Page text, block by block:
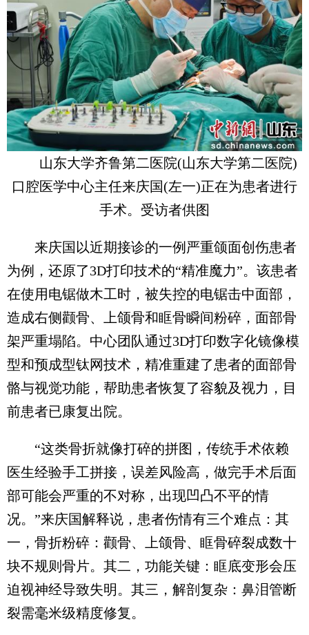
山东大学齐鲁第二医院(山东大学第二医院)
口腔医学中心主任来庆国(左一)正在为患者进行
手术。受访者供图
来庆国以近期接诊的一例严重颌面创伤患者
为例，还原了3D打印技术的“精准魔力”。该患者
在使用电锯做木工时，被失控的电锯击中面部，
造成右侧颧骨、上颌骨和眶骨瞬间粉碎，面部骨
架严重塌陷。中心团队通过3D打印数字化镜像模
型和预成型钛网技术，精准重建了患者的面部骨
骼与视觉功能，帮助患者恢复了容貌及视力，目
前患者已康复出院。
“这类骨折就像打碎的拼图，传统手术依赖
医生经验手工拼接，误差风险高，做完手术后面
部可能会严重的不对称，出现凹凸不平的情
况。”来庆国解释说，患者伤情有三个难点：其
一，骨折粉碎：颧骨、上颌骨、眶骨碎裂成数十
块不规则骨片。其二，功能关键：眶底变形会压
迫视神经导致失明。其三，解剖复杂：鼻泪管断
裂需毫米级精度修复。